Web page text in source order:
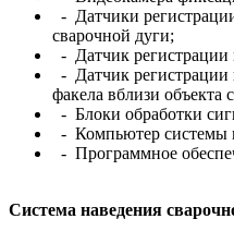
- Датчики
сварочной дуги;
- Датчик регистрации
- Датчик регистрации
факела вблизи объекта
- Блоки обработки
- Компьютер системы
- Программное
Система наведения